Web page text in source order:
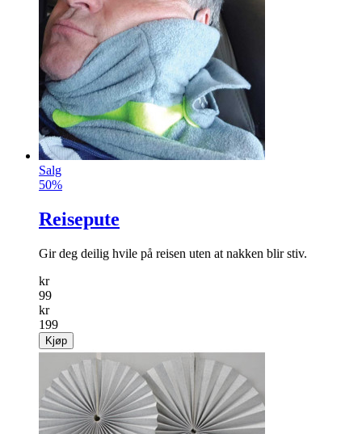
Salg
50%
Reisepute
Gir deg deilig hvile på reisen uten at nakken blir stiv.
kr
99
kr
199
Kjøp